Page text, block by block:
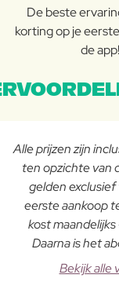
De beste
korting op je
de app!
Alle prijzen zijn
ten opzichte van
gelden
eerste aankoop
kost
Daarna is het
Bekijk alle